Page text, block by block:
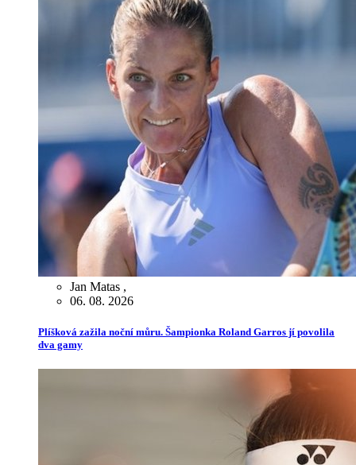
Jan Matas ,
06. 08. 2026
Plíšková zažila noční můru. Šampionka Roland Garros jí povolila
dva gamy